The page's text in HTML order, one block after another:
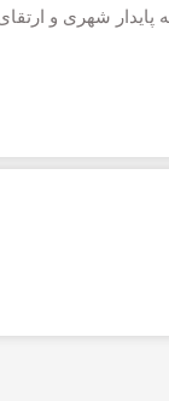
شهری و